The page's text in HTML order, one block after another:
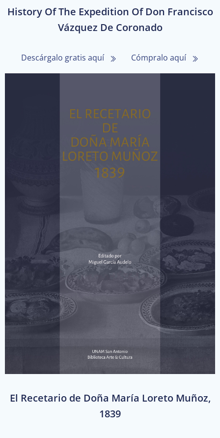
History Of The Expedition Of Don Francisco
Vázquez De Coronado
Descárgalo gratis aquí Cómpralo aquí
El Recetario de Doña María Loreto Muñoz,
1839